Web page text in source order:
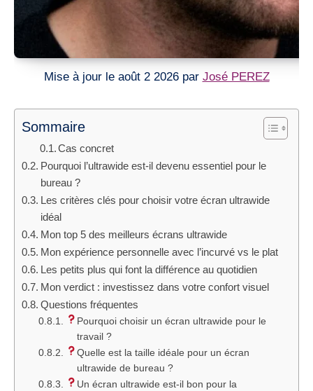
Mise à jour le août 2 2026 par José PEREZ
Sommaire
Cas concret
Pourquoi l’ultrawide est-il devenu essentiel pour le
bureau ?
Les critères clés pour choisir votre écran ultrawide
idéal
Mon top 5 des meilleurs écrans ultrawide
Mon expérience personnelle avec l’incurvé vs le plat
Les petits plus qui font la différence au quotidien
Mon verdict : investissez dans votre confort visuel
Questions fréquentes
Pourquoi choisir un écran ultrawide pour le
travail ?
Quelle est la taille idéale pour un écran
ultrawide de bureau ?
Un écran ultrawide est-il bon pour la